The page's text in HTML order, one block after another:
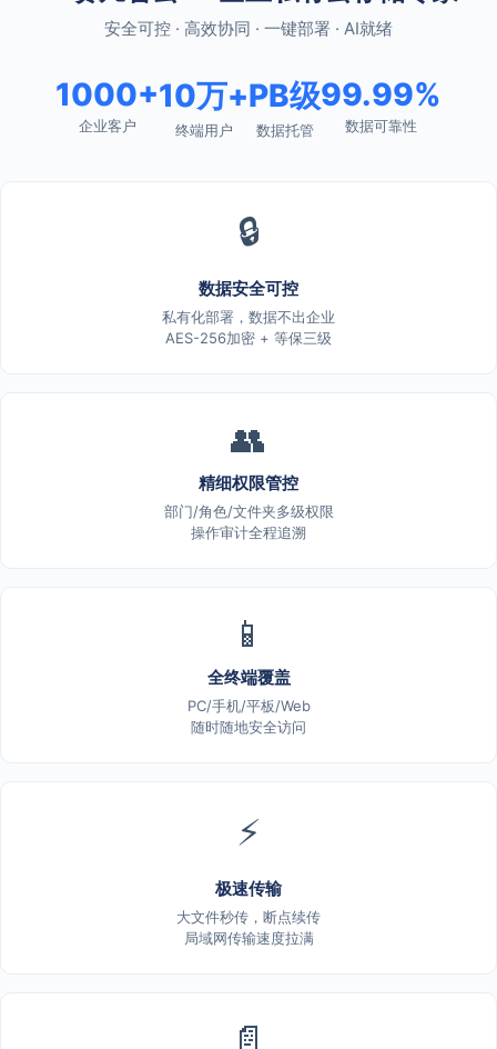
安全可控 · 高效协同 · 一键部署 · AI就绪
1000+
企业客户
10万+
终端用户
PB级
数据托管
99.99%
数据可靠性
🔒
数据安全可控
私有化部署，数据不出企业
AES-256加密 + 等保三级
👥
精细权限管控
部门/角色/文件夹多级权限
操作审计全程追溯
📱
全终端覆盖
PC/手机/平板/Web
随时随地安全访问
⚡
极速传输
大文件秒传，断点续传
局域网传输速度拉满
📄